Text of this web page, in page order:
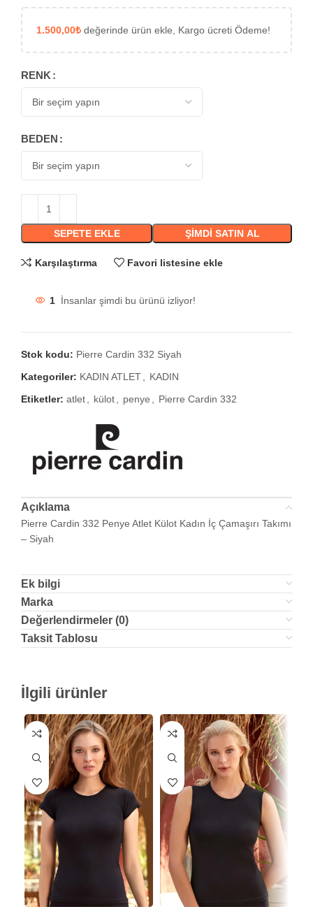
1.500,00₺ değerinde ürün ekle, Kargo ücreti Ödeme!
RENK
BEDEN
SEPETE EKLE ŞIMDI SATIN AL
Karşılaştırma Favori listesine ekle
1 İnsanlar şimdi bu ürünü izliyor!
Stok kodu: Pierre Cardin 332 Siyah
Kategoriler: KADIN ATLET
KADIN
Etiketler: atlet külot penye Pierre Cardin 332
Açıklama
Pierre Cardin 332 Penye Atlet Külot Kadın İç Çamaşırı Takımı
– Siyah
Ek bilgi
Marka
Değerlendirmeler (0)
Taksit Tablosu
İlgili ürünler